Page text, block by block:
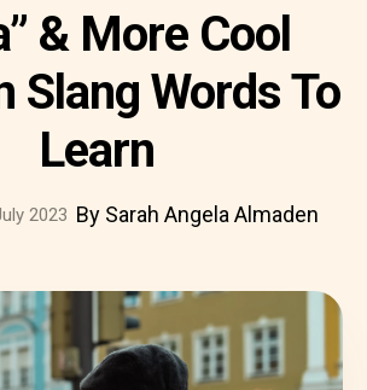
& More Cool
Slang Words To
Learn
2023 By Sarah Angela Almaden